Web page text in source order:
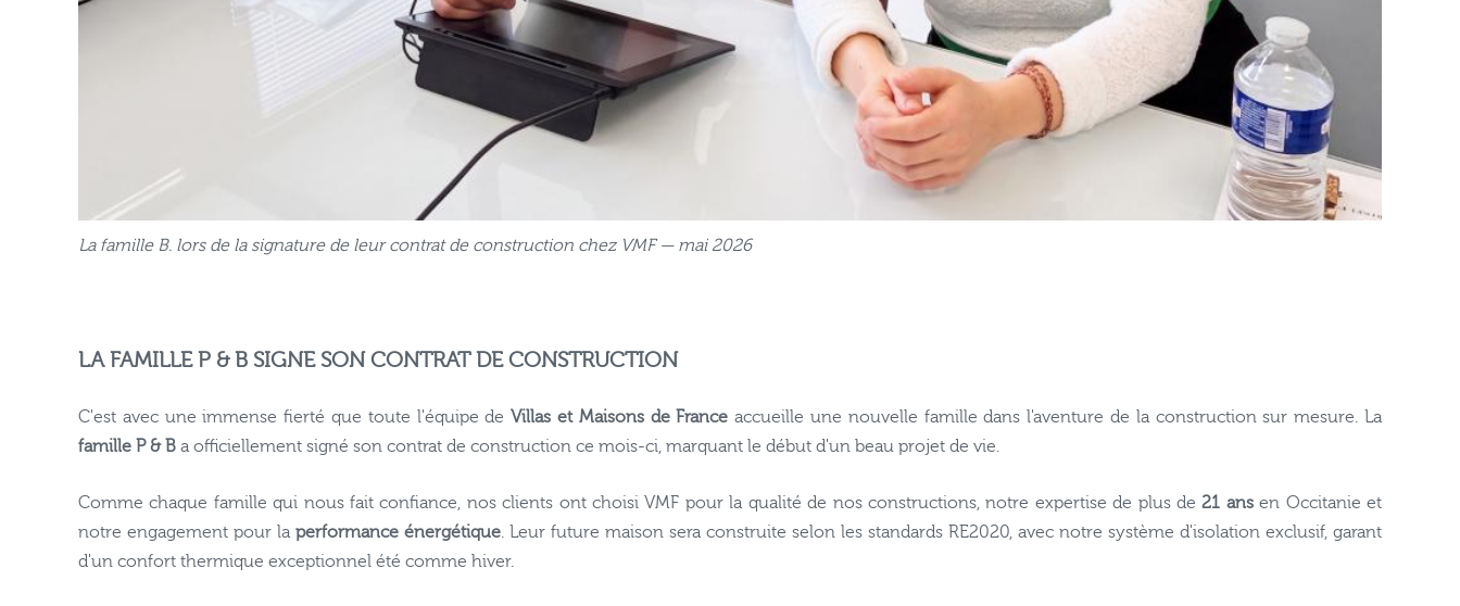
La famille B. lors de la signature de leur contrat de construction chez VMF — mai 2026
LA FAMILLE P & B SIGNE SON CONTRAT DE CONSTRUCTION
C'est avec une immense fierté que toute l'équipe deVillas et Maisons de France accueille une nouvelle famille dans l'aventure de la construction sur mesure. La
famille P & B a officiellement signé son contrat de construction ce mois-ci, marquant le début d'un beau projet de vie.
Comme chaque famille qui nous fait confiance, nos clients ont choisi VMF pour la qualité de nos constructions, notre expertise de plus de21 ansen Occitanie et
notre engagement pour la performance énergétique. Leur future maison sera construite selon les standards RE2020, avec notre système d'isolation exclusif, garant
d'un confort thermique exceptionnel été comme hiver.